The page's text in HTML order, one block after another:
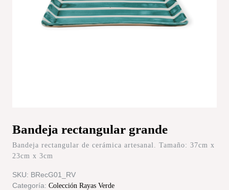
Bandeja rectangular grande
Bandeja rectangular de cerámica artesanal. Tamaño: 37cm x
23cm x 3cm
SKU: BRecG01_RV
Categoría: Colección Rayas Verde